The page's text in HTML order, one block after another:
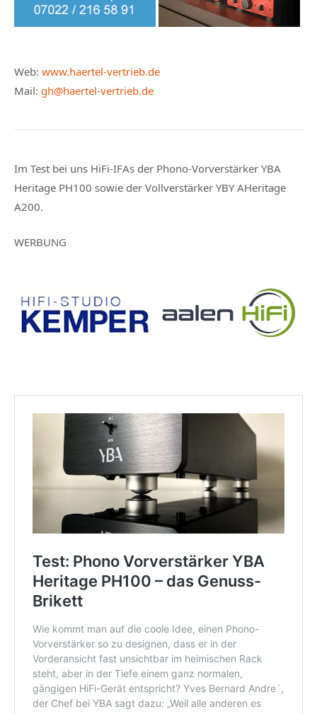
Web: www.haertel-vertrieb.de
Mail: gh@haertel-vertrieb.de
Im Test bei uns HiFi-IFAs der Phono-Vorverstärker YBA
Heritage PH100 sowie der Vollverstärker YBY AHeritage
A200.
WERBUNG